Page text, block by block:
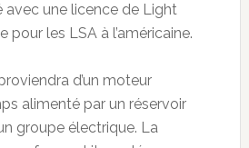
avec une licence de Light
pour les LSA à l’américaine.
d’un moteur
alimenté par un réservoir
groupe électrique. La